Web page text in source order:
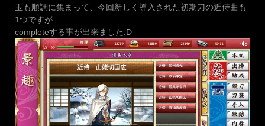
玉も順調に集まって、今回新しく導入された初期刀の近侍曲も
1つですが
completeする事が出来ました:D